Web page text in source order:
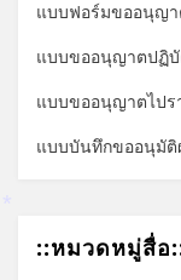
แบบฟอร์มขออนุญา
แบบขออนุญาตปฏิบั
แบบขออนุญาตไปร
แบบบันทึกขออนุมัติ
::หมวดหมู่สื่อ